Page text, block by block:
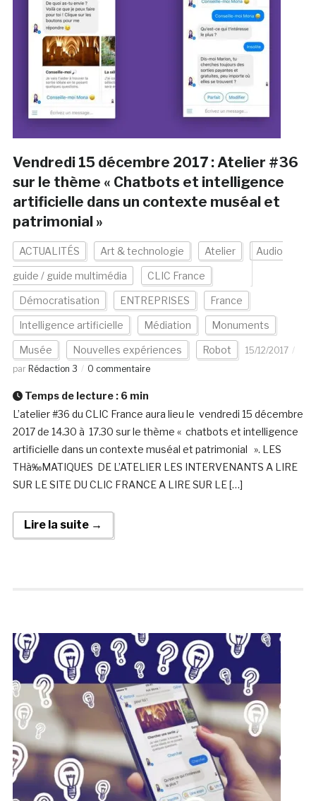
Vendredi 15 décembre 2017 : Atelier #36
sur le thème « Chatbots et intelligence
artificielle dans un contexte muséal et
patrimonial »
ACTUALITÉS Art & technologie Atelier Audio
guide / guide multimédia CLIC France
Démocratisation ENTREPRISES France
Intelligence artificielle Médiation Monuments
Musée Nouvelles expériences Robot
15/12/2017
par Rédaction 3 0 commentaire
Temps de lecture : 6 min
L’atelier #36 du CLIC France aura lieu le vendredi 15 décembre
2017 de 14.30 à 17.30 sur le thème « chatbots et intelligence
artificielle dans un contexte muséal et patrimonial ». LES
THà‰MATIQUES DE L’ATELIER LES INTERVENANTS A LIRE
SUR LE SITE DU CLIC FRANCE A LIRE SUR LE […]
Lire la suite →